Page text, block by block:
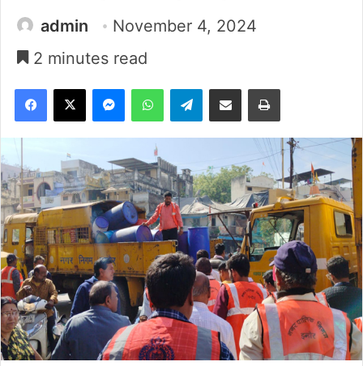
admin
November 4, 2024
2 minutes read
Facebook
X MessengerWhatsAppTelegramShare via Email Print